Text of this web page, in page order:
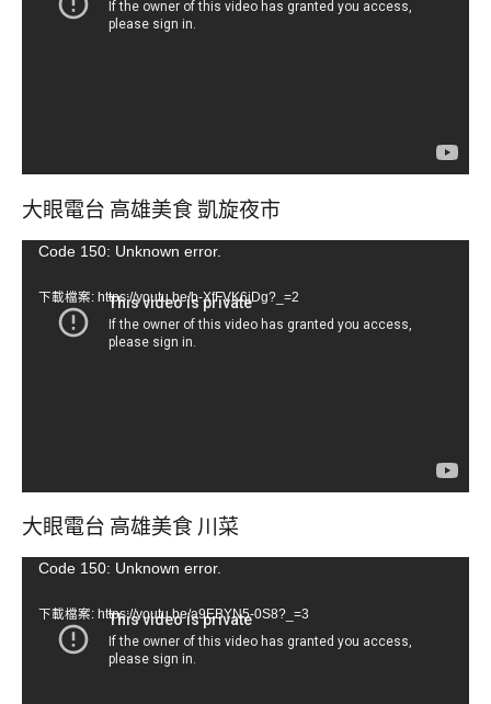
大眼電台 高雄美食 凱旋夜市
視Code 150: Unknown error.
下載檔案: https://youtu.be/b-XfFVK6jDg?_=2
大眼電台 高雄美食 川菜
視Code 150: Unknown error.
下載檔案: https://youtu.be/a9EBYN5-0S8?_=3